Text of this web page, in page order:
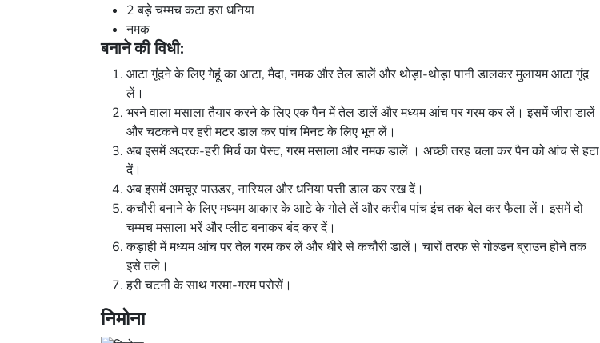
2 बड़े चम्मच कटा हरा धनिया
नमक
बनाने की विधी:
आटा गूंदने के लिए गेहूं का आटा, मैदा, नमक और तेल डालें और थोड़ा-थोड़ा पानी डालकर मुलायम आटा गूंद
लें।
भरने वाला मसाला तैयार करने के लिए एक पैन में तेल डालें और मध्यम आंच पर गरम कर लें। इसमें जीरा डालें
और चटकने पर हरी मटर डाल कर पांच मिनट के लिए भून लें।
अब इसमें अदरक-हरी मिर्च का पेस्ट, गरम मसाला और नमक डालें । अच्छी तरह चला कर पैन को आंच से हटा
दें।
अब इसमें अमचूर पाउडर, नारियल और धनिया पत्ती डाल कर रख दें।
कचौरी बनाने के लिए मध्यम आकार के आटे के गोले लें और करीब पांच इंच तक बेल कर फैला लें। इसमें दो
चम्मच मसाला भरें और प्लीट बनाकर बंद कर दें।
कड़ाही में मध्यम आंच पर तेल गरम कर लें और धीरे से कचौरी डालें। चारों तरफ से गोल्डन ब्राउन होने तक
इसे तले।
हरी चटनी के साथ गरमा-गरम परोसें।
निमोना